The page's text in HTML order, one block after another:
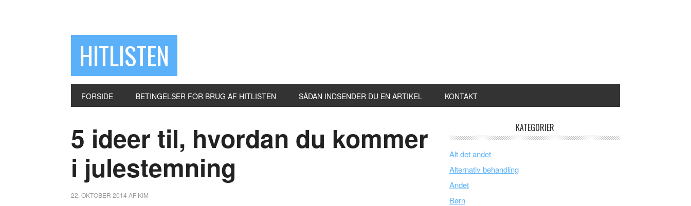
HITLISTEN
FORSIDE BETINGELSER FOR BRUG AF HITLISTEN SÅDAN INDSENDER DU EN ARTIKEL KONTAKT
5 ideer til, hvordan du kommer
i julestemning
22. OKTOBER 2014 AF KIM
KATEGORIER
Alt det andet
Alternativ behandling
Andet
Børn